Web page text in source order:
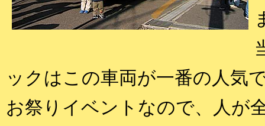
ックはこの車両が一番の人
お祭りイベントなので、人が